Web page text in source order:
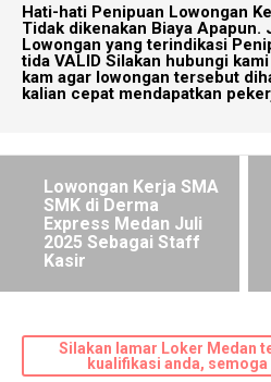
Hati-hati Penipuan Lowongan
Tidak dikenakan Biaya Apapun.
Lowongan yang terindikasi
tida VALID Silakan hubungi
kam agar lowongan tersebut
kalian cepat mendapatkan
Lowongan Kerja SMA
SMK di Derma
Express Medan Juli
2025 Sebagai Staff
Kasir
Silakan lamar Loker Medan
kualifikasi anda,